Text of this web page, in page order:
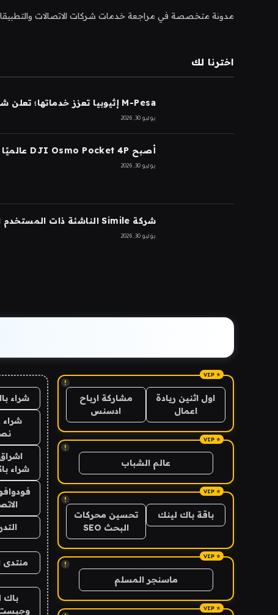
مدونة متخصصة في مراجعة خدمات شركات الاتصالات والتطبيقات
اخترنا لك
M-Pesa إثيوبيا تعزز خدماتها؛ تعلن شركة Ethio Telecom عن نموها
يوليو 30, 2026
أصبح DJI Osmo Pocket 4P عالميًا
يوليو 30, 2026
شركة Simile الناشئة ذات المستخدم الاصطناعي تجمع 200 مليون دولار بتقييم 2 مليار دولار بعد 5 أشهر من السلسلة A بقيمة 100 مليون دولار
يوليو 30, 2026
!
اول اثنين ريادة
اعمال
مشاركة ارباح
ادسنس
!
عالم الشباب
!
باقة باك لينك
تحسين محركات
البحث SEO
!
ماسنجر المسلم
شراء
شراء
شراء
منتدى
باك